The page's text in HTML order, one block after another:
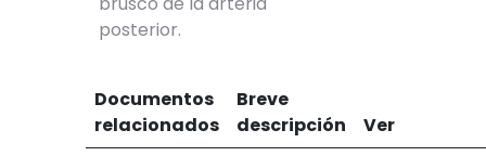
posterior.
Documentos
relacionados
Breve
descripción
Ver